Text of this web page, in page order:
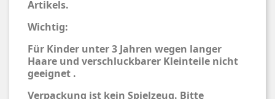
Artikels.
Wichtig:
Für Kinder unter 3 Jahren wegen langer
Haare und verschluckbarer Kleinteile nicht
geeignet .
Verpackung ist kein Spielzeug. Bitte